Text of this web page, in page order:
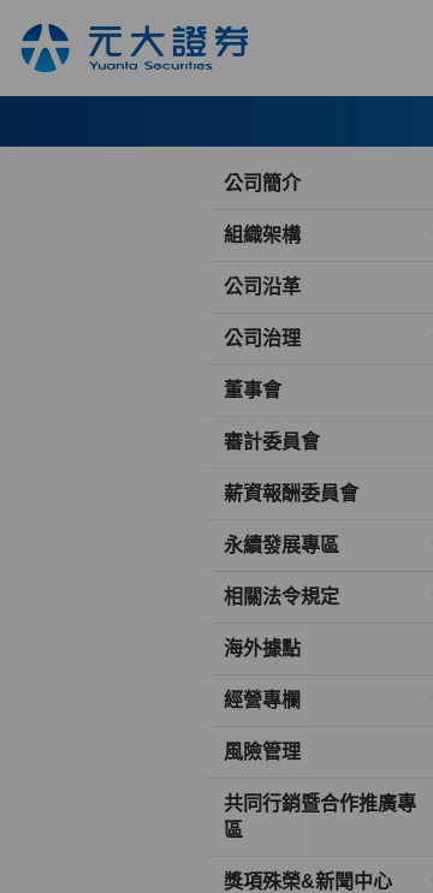
公司簡介
組織架構
公司沿革
公司治理
董事會
審計委員會
薪資報酬委員會
永續發展專區
相關法令規定
海外據點
經營專欄
風險管理
共同行銷暨合作推廣專
區
獎項殊榮&新聞中心